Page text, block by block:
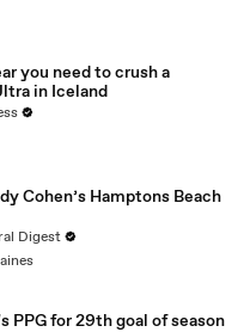
you need to crush a
in Iceland
Cohen’s Hamptons Beach
Digest
PPG for 29th goal of season